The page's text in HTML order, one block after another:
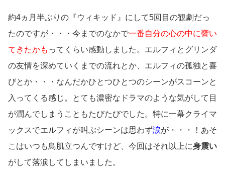
約4ヵ月半ぶりの『ウィキッド』にして5回目の観劇だっ
たのですが・・・今までのなかで一番自分の心の中に響い
てきたかも ってくらい感動しました。エルフィとグリンダ
の友情を深めていくまでの流れとか、エルフィの孤独と喜
びとか・・・なんだかひとつひとつのシーンがスコーンと
入ってくる感じ。とても濃密なドラマのような気がして目
が潤んでしまうこともたびたびでした。特に一幕クライマ
ックスでエルフィが叫ぶシーンは思わず涙が・・・！あそ
こはいつも鳥肌立つんですけど、今回はそれ以上に身震い
がして落涙してしまいました。